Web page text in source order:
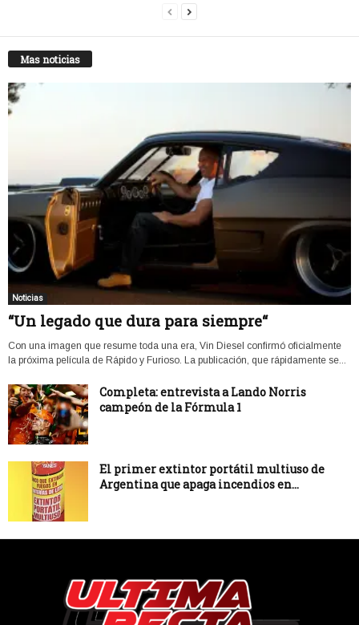
Mas noticias
Noticias
“Un legado que dura para siempre“
Con una imagen que resume toda una era, Vin Diesel confirmó oficialmente
la próxima película de Rápido y Furioso. La publicación, que rápidamente se...
Completa: entrevista a Lando Norris
campeón de la Fórmula 1
El primer extintor portátil multiuso de
Argentina que apaga incendios en...